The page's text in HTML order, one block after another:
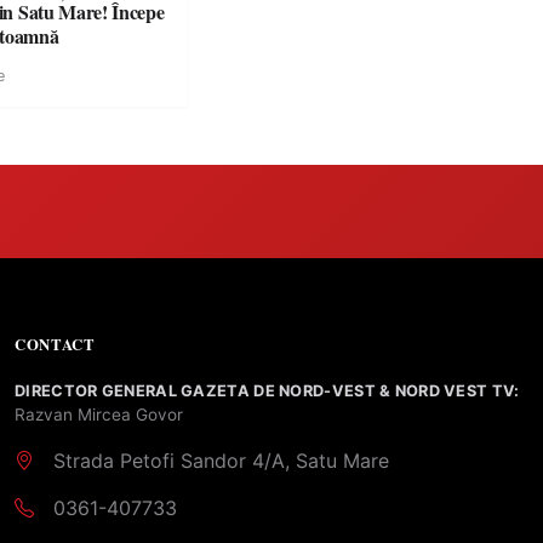
Satu Mare! Începe
CONTACT
DIRECTOR GENERAL GAZETA DE NORD-VEST & NORD VEST TV:
Razvan Mircea Govor
Strada Petofi Sandor 4/A, Satu Mare
0361-407733